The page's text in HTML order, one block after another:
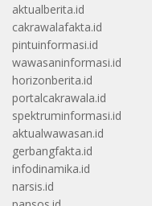
aktualberita.id
cakrawalafakta.id
pintuinformasi.id
wawasaninformasi.id
horizonberita.id
portalcakrawala.id
spektruminformasi.id
aktualwawasan.id
gerbangfakta.id
infodinamika.id
narsis.id